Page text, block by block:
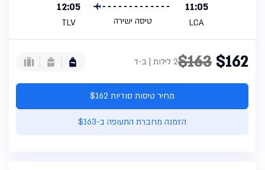
11:05
LCA טיסה ישירה
12:05
TLV
$162
$1632 לילות | ב-ד
מחיר טיסות סודיות $162
הזמנה מחברת התעופה ב-$163